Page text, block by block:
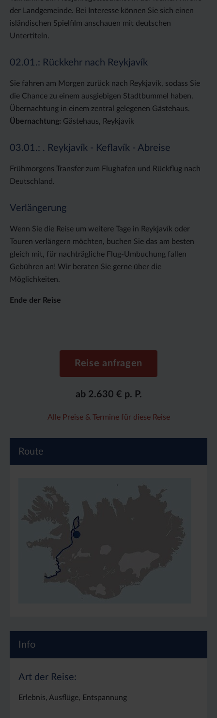
der Landgemeinde. Bei Interesse können Sie sich einen
isländischen Spielfilm anschauen mit deutschen
Untertiteln.
02.01.: Rückkehr nach Reykjavík
Sie fahren am Morgen zurück nach Reykjavík, sodass Sie
die Chance zu einem ausgiebigen Stadtbummel haben.
Übernachtung in einem zentral gelegenen Gästehaus.
Übernachtung: Gästehaus, Reykjavík
03.01.: . Reykjavík - Keflavík - Abreise
Frühmorgens Transfer zum Flughafen und Rückflug nach
Deutschland.
Verlängerung
Wenn Sie die Reise um weitere Tage in Reykjavík oder
Touren verlängern möchten, buchen Sie das am besten
gleich mit, für nachträgliche Flug-Umbuchung fallen
Gebühren an! Wir beraten Sie gerne über die
Möglichkeiten.
Ende der Reise
Reise anfragen
ab 2.630 € p. P.
Alle Preise & Termine für diese Reise
Route
Info
Art der Reise:
Erlebnis, Ausflüge, Entspannung